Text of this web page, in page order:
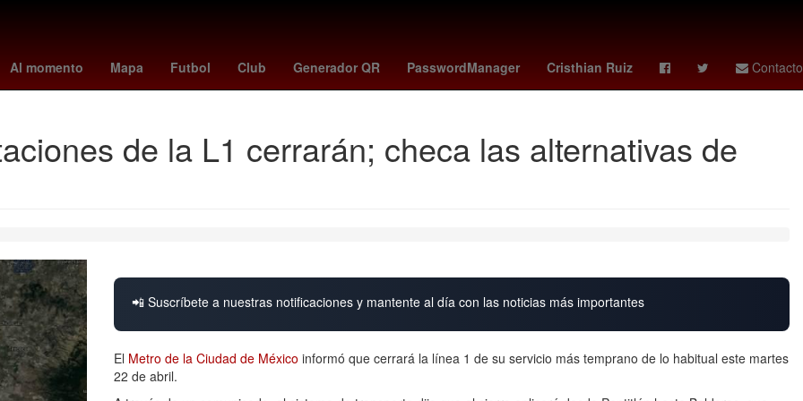
Al momento Mapa Futbol Club Generador QR PasswordManager Cristhian Ruiz Contacto
Weeknd adriano trick williams finn balor palencia rhea ripley bloqueos carreteras hoy manuel capasso
de la L1 cerrarán; checa las alternativas de
📲 Suscríbete a nuestras notificaciones y mantente al día con las noticias más importantes
El Metro de la Ciudad de México informó que cerrará la línea 1 de su servicio más temprano de lo habitual este martes
22 de abril.